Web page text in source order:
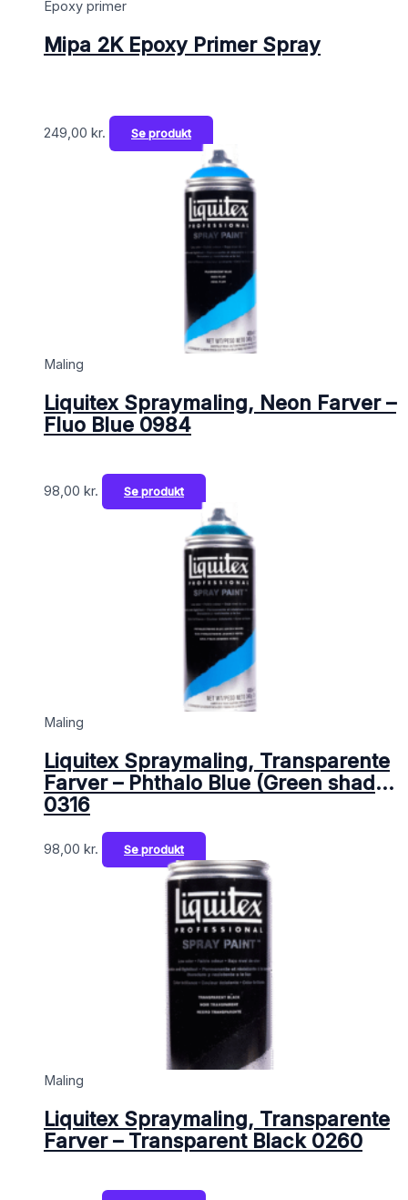
Epoxy primer
Mipa 2K Epoxy Primer Spray
249,00 kr. Se produkt
Maling
Liquitex Spraymaling, Neon Farver –
Fluo Blue 0984
98,00 kr. Se produkt
Maling
Liquitex Spraymaling, Transparente
Farver – Phthalo Blue (Green shade)
0316
98,00 kr. Se produkt
Maling
Liquitex Spraymaling, Transparente
Farver – Transparent Black 0260